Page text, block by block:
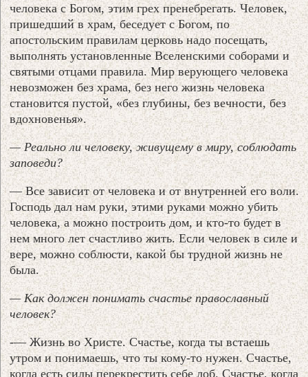
человека с Богом, этим грех пренебрегать. Человек,
пришедший в храм, беседует с Богом, по
апостольским правилам церковь надо посещать,
выполнять установленные Вселенскими соборами и
святыми отцами правила. Мир верующего человека
невозможен без храма, без него жизнь человека
становится пустой, «без глубины, без вечности, без
вдохновенья».
— Реально ли человеку, живущему в миру, соблюдать
заповеди?
— Все зависит от человека и от внутренней его воли.
Господь дал нам руки, этими руками можно убить
человека, а можно построить дом, и кто-то будет в
нем много лет счастливо жить. Если человек в силе и
вере, можно соблюсти, какой бы трудной жизнь не
была.
— Как должен понимать счастье православный
человек?
-— Жизнь во Христе. Счастье, когда ты встаешь
утром и понимаешь, что ты кому-то нужен. Счастье,
когда есть силы перекрестить себе лоб. Счастье, когда